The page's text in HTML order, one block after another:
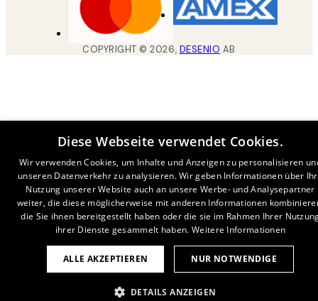
COPYRIGHT ©2026, DESENIO AB
Diese Webseite verwendet Cookies.
Wir verwenden Cookies, um Inhalte und Anzeigen zu personalisieren
unseren Datenverkehr zu analysieren. Wir geben Informationen über
Nutzung unserer Website auch an unsere Werbe- und Analysepartner
weiter, die diese möglicherweise mit anderen Informationen
die Sie ihnen bereitgestellt haben oder die sie im Rahmen Ihrer
ihrer Dienste gesammelt haben. Weitere Informationen
ALLE AKZEPTIEREN NUR NOTWENDIGE
DETAILS ANZEIGEN